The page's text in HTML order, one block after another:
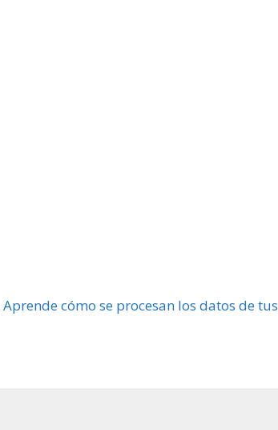
Aprende cómo se procesan los datos de tus